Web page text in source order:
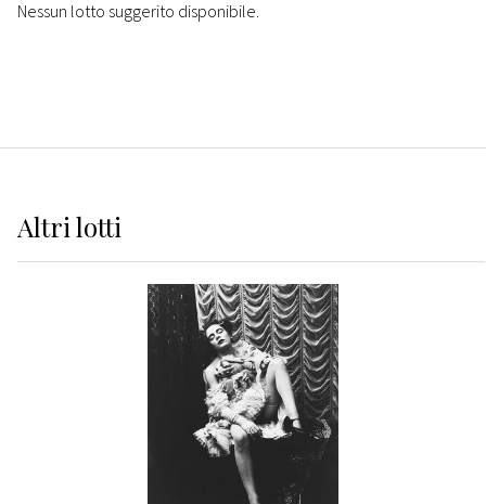
Nessun lotto suggerito disponibile.
Altrilotti